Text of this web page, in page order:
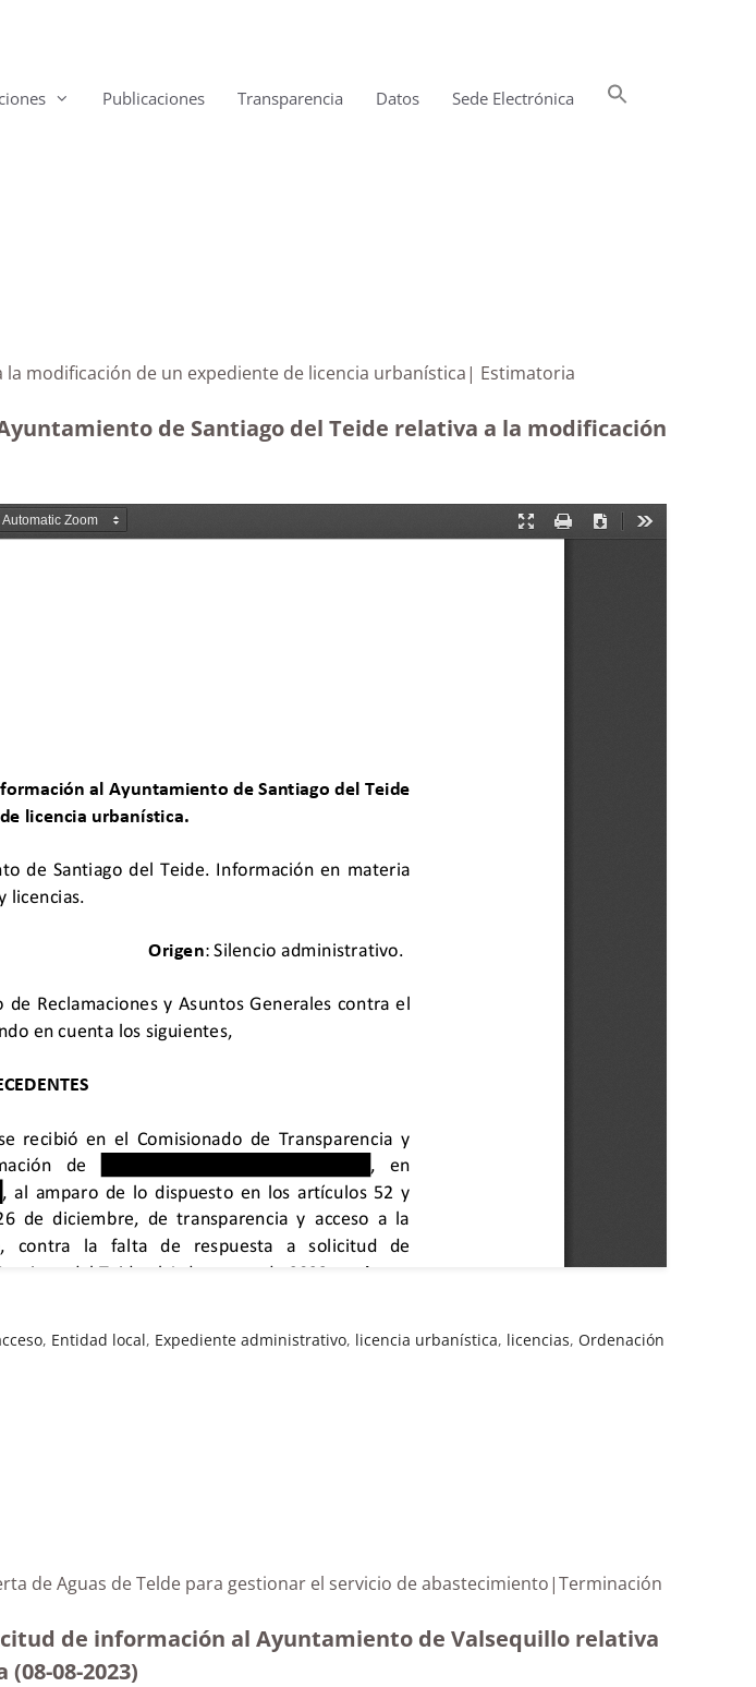
Publicaciones Transparencia Datos Sede Electrónica
a la modificación de un expediente de licencia urbanística| Estimatoria
de Santiago del Teide relativa a la modificación
, Entidad local, Expediente administrativo, licencia urbanística, licencias,Ordenación
de Aguas de Telde para gestionar el servicio de abastecimiento|Terminación
de información al Ayuntamiento de Valsequillo relativa
08-2023)